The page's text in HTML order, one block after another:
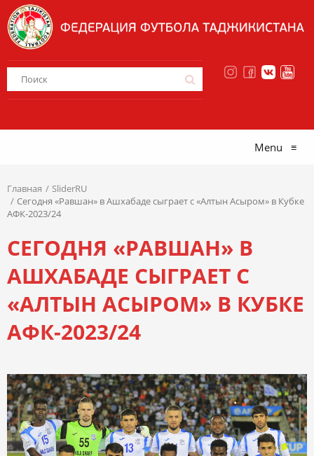
Menu ≡
Главная
SliderRU
Сегодня «Равшан» в Ашхабаде сыграет с «Алтын Асыром» в Кубке
АФК-2023/24
СЕГОДНЯ «РАВШАН» В
АШХАБАДЕ СЫГРАЕТ С
«АЛТЫН АСЫРОМ» В КУБКЕ
АФК-2023/24